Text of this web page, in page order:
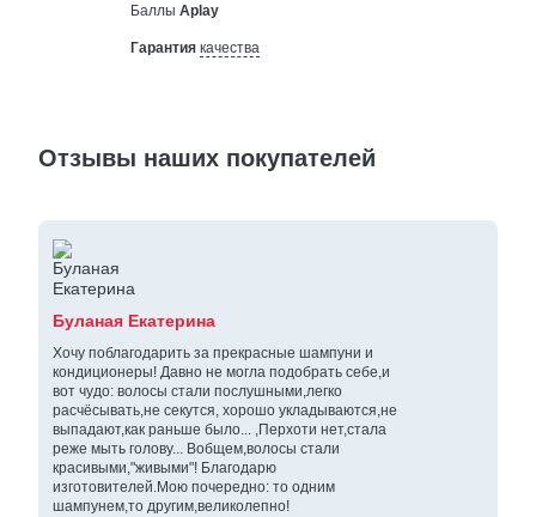
Баллы Aplay
Гарантия качества
Отзывы наших покупателей
Буланая Екатерина
Хочу поблагодарить за прекрасные шампуни и
кондиционеры! Давно не могла подобрать себе,и
вот чудо: волосы стали послушными,легко
расчёсывать,не секутся, хорошо укладываются,не
выпадают,как раньше было... ,Перхоти нет,стала
реже мыть голову... Вобщем,волосы стали
красивыми,"живыми"! Благодарю
изготовителей.Мою почередно: то одним
шампунем,то другим,великолепно!